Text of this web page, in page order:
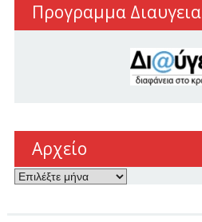
Προγραμμα Διαυγεια
Αρχείο
Αρχείο